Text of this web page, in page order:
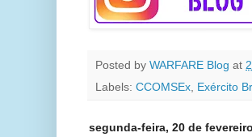
Posted by WARFARE Blog at
Labels: CCOMSEx, Exército
segunda-feira, 20 de